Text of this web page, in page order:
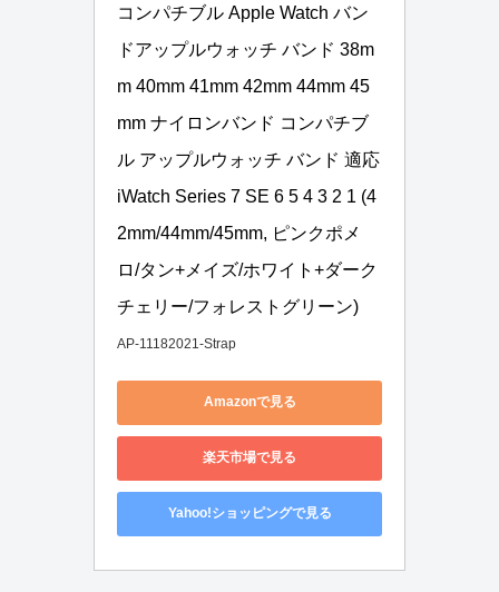
コンパチブル Apple Watch バン
ドアップルウォッチ バンド 38m
m 40mm 41mm 42mm 44mm 45
mm ナイロンバンド コンパチブ
ル アップルウォッチ バンド 適応
iWatch Series 7 SE 6 5 4 3 2 1 (4
2mm/44mm/45mm, ピンクポメ
ロ/タン+メイズ/ホワイト+ダーク
チェリー/フォレストグリーン)
AP-11182021-Strap
Amazonで見る
楽天市場で見る
Yahoo!ショッピングで見る